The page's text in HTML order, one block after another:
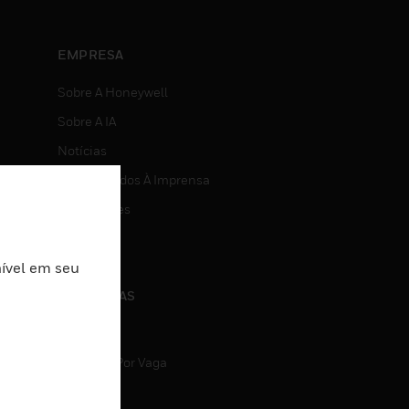
EMPRESA
Sobre A Honeywell
Sobre A IA
Notícias
Comunicados À Imprensa
Investidores
CARREIRAS
Pesquisa Por Vaga
em seu